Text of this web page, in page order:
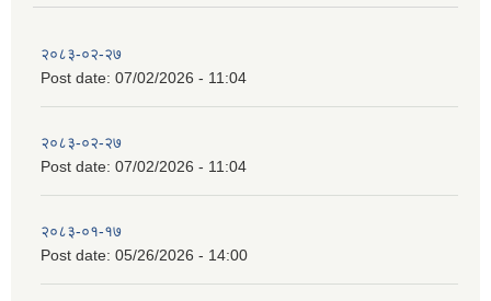
२०८३-०२-२७
Post date: 07/02/2026 - 11:04
२०८३-०२-२७
Post date: 07/02/2026 - 11:04
२०८३-०१-१७
Post date: 05/26/2026 - 14:00